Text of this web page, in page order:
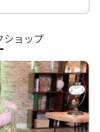
ショップ